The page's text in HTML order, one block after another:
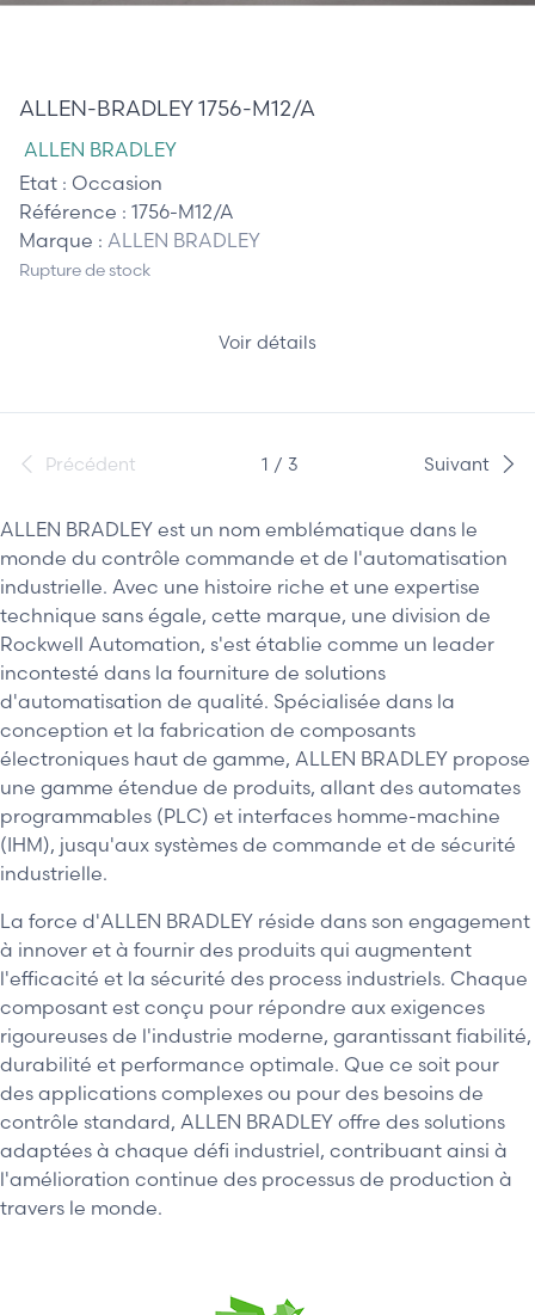
ALLEN BRADLEY est un nom emblématique dans le
monde du contrôle commande et de l'automatisation
industrielle. Avec une histoire riche et une expertise
technique sans égale, cette marque, une division de
Rockwell Automation, s'est établie comme un leader
incontesté dans la fourniture de solutions
d'automatisation de qualité. Spécialisée dans la
conception et la fabrication de composants
électroniques haut de gamme, ALLEN BRADLEY propose
une gamme étendue de produits, allant des automates
programmables (PLC) et interfaces homme-machine
(IHM), jusqu'aux systèmes de commande et de sécurité
industrielle.
La force d'ALLEN BRADLEY réside dans son engagement
à innover et à fournir des produits qui augmentent
l'efficacité et la sécurité des process industriels. Chaque
composant est conçu pour répondre aux exigences
rigoureuses de l'industrie moderne, garantissant fiabilité,
durabilité et performance optimale. Que ce soit pour
des applications complexes ou pour des besoins de
contrôle standard, ALLEN BRADLEY offre des solutions
adaptées à chaque défi industriel, contribuant ainsi à
l'amélioration continue des processus de production à
travers le monde.
ALLEN-BRADLEY 1756-M12/A
ALLEN BRADLEY
Etat : Occasion
Référence : 1756-M12/A
Marque : ALLEN BRADLEY
Rupture de stock
Voir détails
Précédent 1 / 3 Suivant